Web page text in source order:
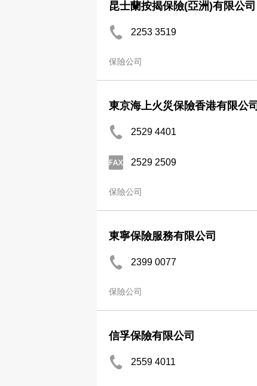
昆士蘭按揭保險(亞洲)有限公司
2253 3519
保險公司
東京海上火災保險香港有限公司
2529 4401
2529 2509
保險公司
東寧保險服務有限公司
2399 0077
保險公司
信孚保險有限公司
2559 4011